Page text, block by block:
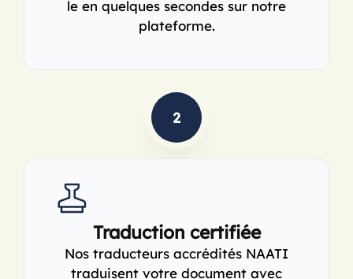
le en quelques secondes sur notre
plateforme.
2
Traduction certifiée
Nos traducteurs accrédités NAATI
traduisent votre document avec